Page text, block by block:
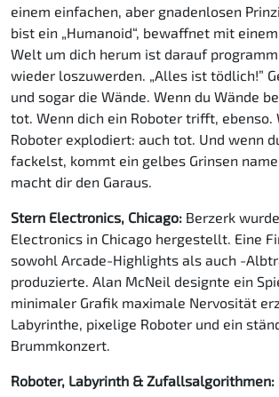
einem einfachen, aber gnadenlosen
bist ein „Humanoid“, bewaffnet mit
Welt um dich herum ist darauf
wieder loszuwerden. „Alles ist tödlich!”
und sogar die Wände. Wenn du Wände
tot. Wenn dich ein Roboter trifft, ebenso.
Roboter explodiert: auch tot. Und wenn
fackelst, kommt ein gelbes Grinsen
macht dir den Garaus.
Stern Electronics, Chicago: Berzerk
Electronics in Chicago hergestellt. Eine
sowohl Arcade-Highlights als auch -
produzierte. Alan McNeil designte ein
minimaler Grafik maximale Nervosität
Labyrinthe, pixelige Roboter und ein
Brummkonzert.
Roboter, Labyrinth & Zufallsalgorithmen: